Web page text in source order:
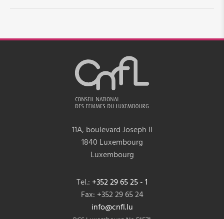
11A, boulevard Joseph II
1840 Luxembourg
Luxembourg
Tel.: +352 29 65 25 - 1
Fax: +352 29 65 24
info@cnfl.lu